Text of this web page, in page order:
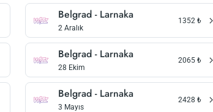
Belgrad - Larnaka
2 Aralık
1352 ₺
Belgrad - Larnaka
28 Ekim
2065 ₺
Belgrad - Larnaka
3 Mayıs
2428 ₺